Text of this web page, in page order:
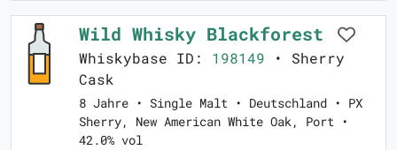
Wild Whisky Blackforest
Whiskybase ID: 198149 • Sherry
Cask
8 Jahre • Single Malt • Deutschland • PX
Sherry, New American White Oak, Port •
42.0% vol